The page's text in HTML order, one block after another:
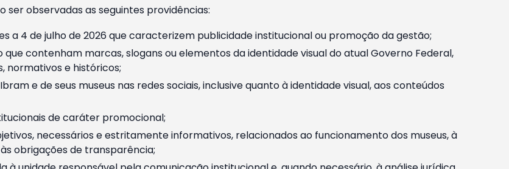
ser observadas as seguintes providências:
4 de julho de 2026 que caracterizem publicidade institucional ou promoção da gestão;
contenham marcas, slogans ou elementos da identidade visual do atual Governo Federal,
normativos e históricos;
e de seus museus nas redes sociais, inclusive quanto à identidade visual, aos conteúdos
de caráter promocional;
necessários e estritamente informativos, relacionados ao funcionamento dos museus, à
obrigações de transparência;